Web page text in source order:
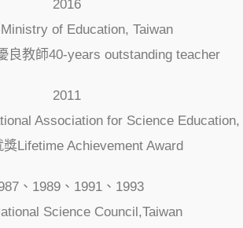
2016
of Education, Taiwan
良教師40-years outstanding teacher
2011
Association for Science Education,
Lifetime Achievement Award
、1989、1991、1993
Science Council,Taiwan